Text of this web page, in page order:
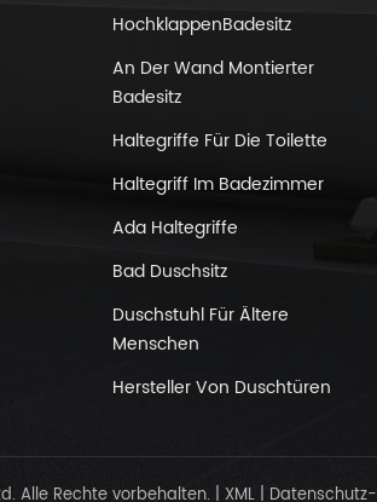
HochklappenBadesitz
An Der Wand Montierter
Badesitz
Haltegriffe Für Die Toilette
Haltegriff Im Badezimmer
Ada Haltegriffe
Bad Duschsitz
Duschstuhl Für Ältere
Menschen
Hersteller Von Duschtüren
Alle Rechte vorbehalten. | XML |